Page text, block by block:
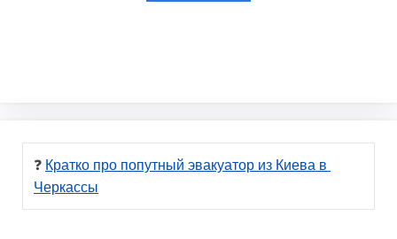
❓ Кратко про попутный эвакуатор из Киева в
Черкассы